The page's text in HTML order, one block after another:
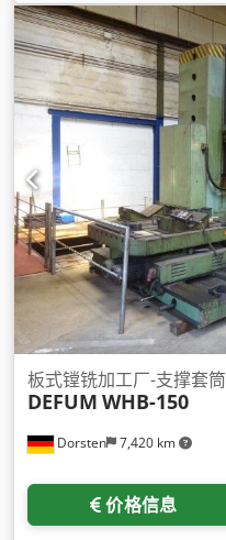
Dorsten 7,420 km
板式镗铣加工厂-支撑套筒
DEFUM WHB-150
价格信息